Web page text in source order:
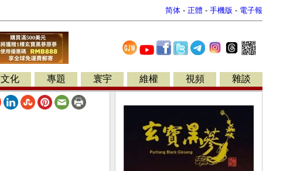
简体 - 正體 - 手機版 - 電子報
文化 專題 寰宇 維權 視頻 雜談